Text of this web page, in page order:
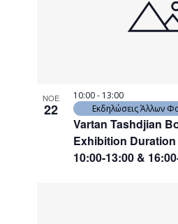
ΝΟΕ
22
Vartan Tashdjian
Exhibition Duration
10:00-13:00 &
10:00- 13:00
Εκδηλώσεις Άλλων